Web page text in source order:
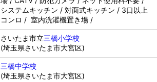
システムキッチン / 対面式キッチン / 3口以上
コンロ / 室内洗濯機置き場 /
さいたま市立三橋小学校
(埼玉県さいたま市大宮区)
三橋中学校
(埼玉県さいたま市大宮区)